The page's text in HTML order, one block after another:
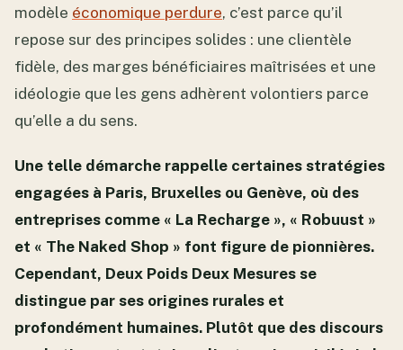
modèle économique perdure, c’est parce qu’il
repose sur des principes solides : une clientèle
fidèle, des marges bénéficiaires maîtrisées et une
idéologie que les gens adhèrent volontiers parce
qu’elle a du sens.
Une telle démarche rappelle certaines stratégies
engagées à Paris, Bruxelles ou Genève, où des
entreprises comme « La Recharge », « Robuust »
et « The Naked Shop » font figure de pionnières.
Cependant, Deux Poids Deux Mesures se
distingue par ses origines rurales et
profondément humaines. Plutôt que des discours